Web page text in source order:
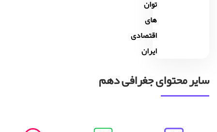
توان
های
اقتصادی
ایران
سایر محتوای جغرافی دهم